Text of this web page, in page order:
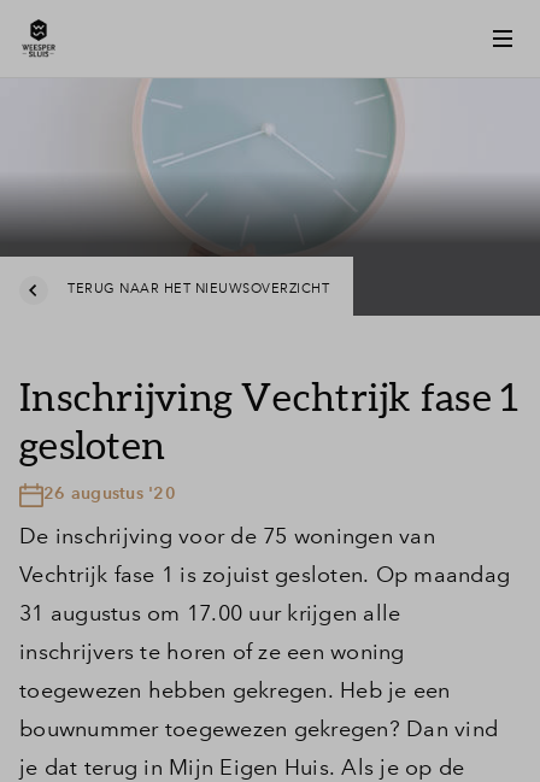
TERUG NAAR HET NIEUWSOVERZICHT
Inschrijving Vechtrijk fase 1
gesloten
26 augustus '20
De inschrijving voor de 75 woningen van
Vechtrijk fase 1 is zojuist gesloten. Op maandag
31 augustus om 17.00 uur krijgen alle
inschrijvers te horen of ze een woning
toegewezen hebben gekregen. Heb je een
bouwnummer toegewezen gekregen? Dan vind
je dat terug in Mijn Eigen Huis. Als je op de